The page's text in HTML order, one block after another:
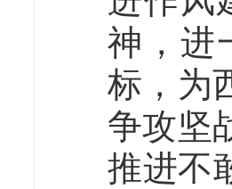
神，进
标，为
争攻坚
推进不